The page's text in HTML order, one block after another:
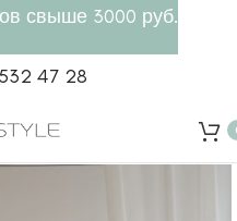
47 28
свыше 3000 руб.